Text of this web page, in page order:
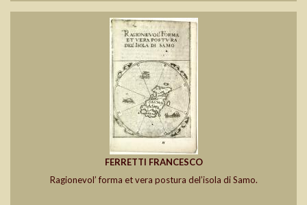
FERRETTI FRANCESCO
Ragionevol’ forma et vera postura del’isola di Samo.